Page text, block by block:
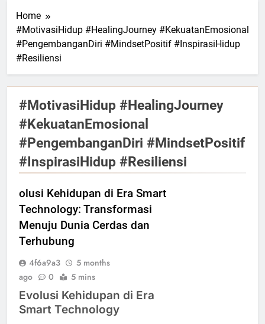
Home
#MotivasiHidup #HealingJourney #KekuatanEmosional
#PengembanganDiri #MindsetPositif #InspirasiHidup
#Resiliensi
#MotivasiHidup #HealingJourney
#KekuatanEmosional
#PengembanganDiri #MindsetPositif
#InspirasiHidup #Resiliensi
olusi Kehidupan di Era Smart
Technology: Transformasi
Menuju Dunia Cerdas dan
Terhubung
4f6a9a3
5 months
ago
0 5 mins
Evolusi Kehidupan di Era
Smart Technology